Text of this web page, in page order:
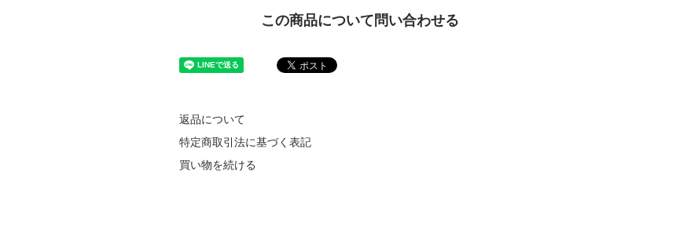
この商品について問い合わせる
返品について
特定商取引法に基づく表記
買い物を続ける